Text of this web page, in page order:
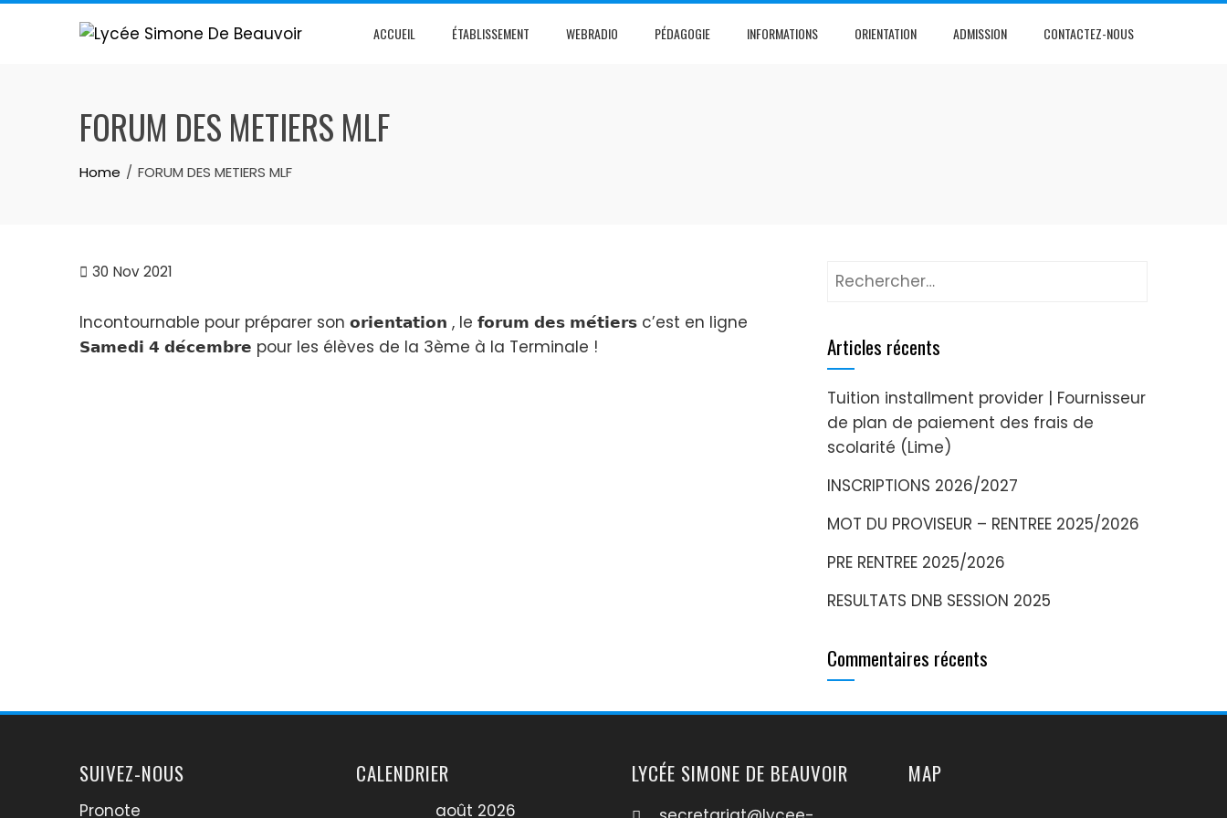
ACCUEIL ÉTABLISSEMENT WEBRADIO PÉDAGOGIE INFORMATIONS ORIENTATION ADMISSION CONTACTEZ-NOUS
FORUM DES METIERS MLF
Home FORUM DES METIERS MLF
30 Nov 2021
Incontournable pour préparer son 𝗼𝗿𝗶𝗲𝗻𝘁𝗮𝘁𝗶𝗼𝗻 , le 𝗳𝗼𝗿𝘂𝗺 𝗱𝗲𝘀 𝗺𝗲́𝘁𝗶𝗲𝗿𝘀 c’est en ligne
𝗦𝗮𝗺𝗲𝗱𝗶 𝟰 𝗱𝗲́𝗰𝗲𝗺𝗯𝗿𝗲 pour les élèves de la 3ème à la Terminale !
Articles récents
Tuition installment provider | Fournisseur
de plan de paiement des frais de
scolarité (Lime)
INSCRIPTIONS 2026/2027
MOT DU PROVISEUR – RENTREE 2025/2026
PRE RENTREE 2025/2026
RESULTATS DNB SESSION 2025
Commentaires récents
SUIVEZ-NOUS
Pronote
CALENDRIER
août 2026
LYCÉE SIMONE DE BEAUVOIR MAP